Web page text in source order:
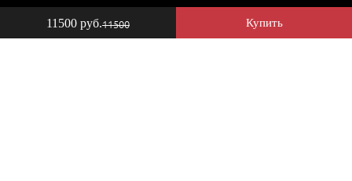
11500 руб.11500 Купить